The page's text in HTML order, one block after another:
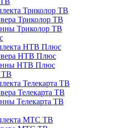
Триколор ТВ
Триколор ТВ
Триколор ТВ
НТВ Плюс
НТВ Плюс
НТВ Плюс
ТВ
Телекарта ТВ
Телекарта ТВ
Телекарта ТВ
МТС ТВ